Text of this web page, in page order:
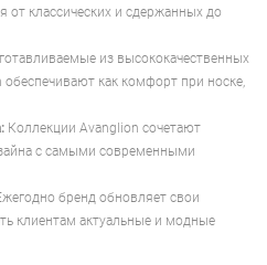
от классических и сдержанных до
из высококачественных
обеспечивают как комфорт при носке,
Коллекции Avanglion сочетают
с самыми современными
бренд обновляет свои
клиентам актуальные и модные